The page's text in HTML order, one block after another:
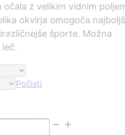
z velikim vidnim
okvirja omogoča
športe. Možna
Počisti